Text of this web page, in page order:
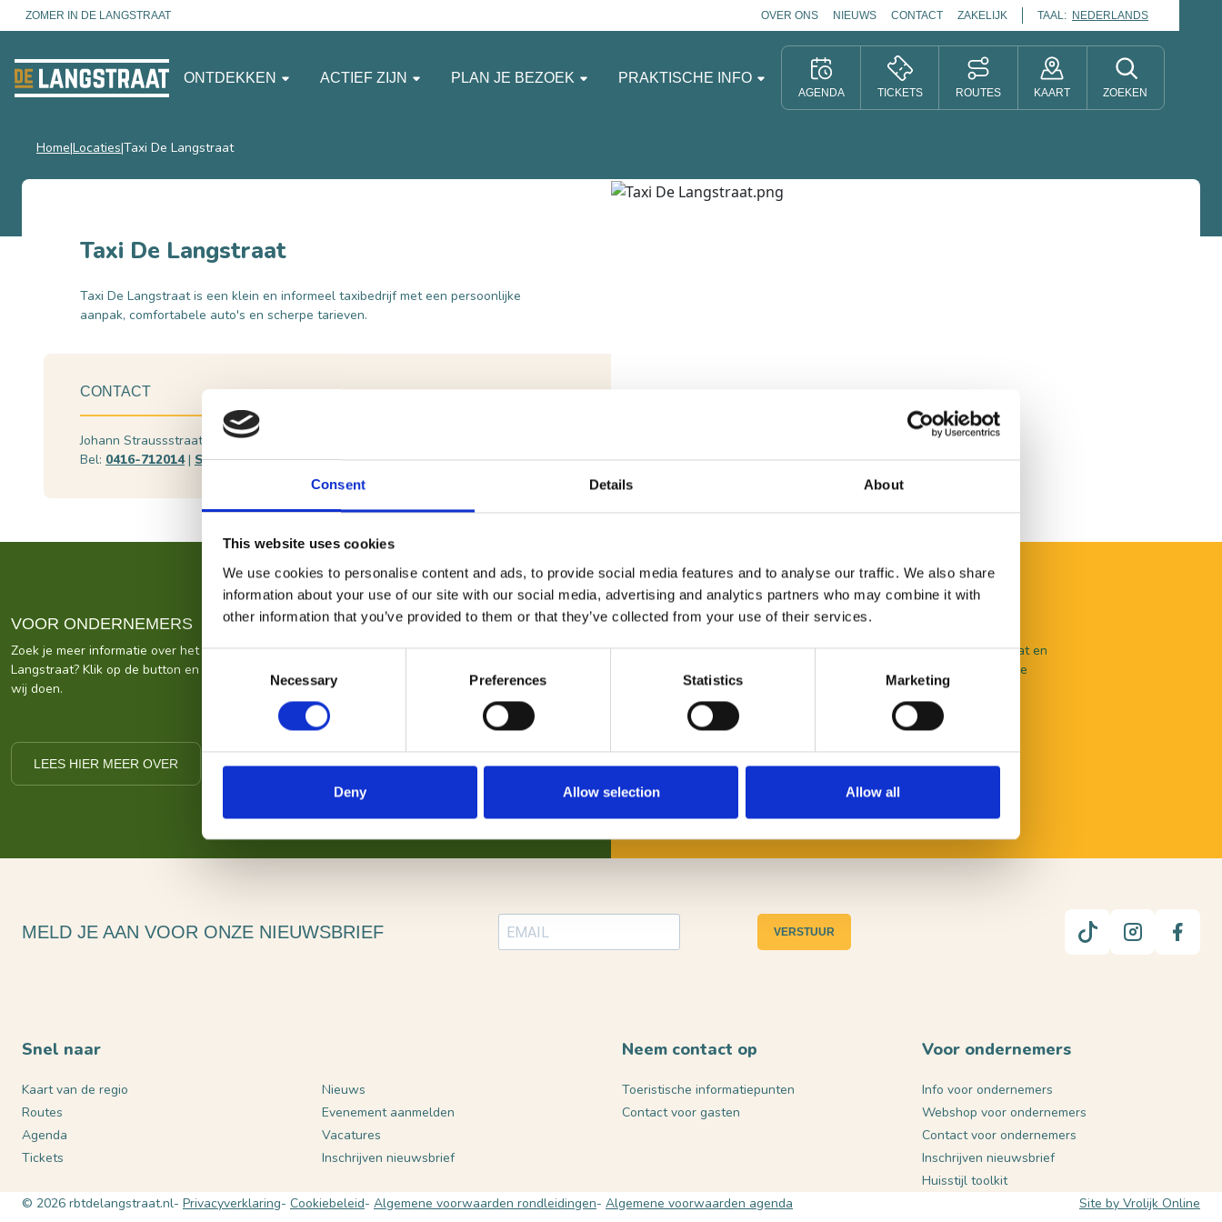
Consent Details About
This website uses cookies
We use cookies to personalise content and ads, to provide social media features and to analyse our traffic. We also share
information about your use of our site with our social media, advertising and analytics partners who may combine it with
other information that you’ve provided to them or that they’ve collected from your use of their services.
Necessary Preferences Statistics Marketing
Deny Allow selection Allow all
ZOMER IN DE LANGSTRAAT OVER ONS NIEUWS CONTACT ZAKELIJK TAAL: NEDERLANDS
ONTDEKKEN ACTIEF ZIJN PLAN JE BEZOEK PRAKTISCHE INFO
AGENDA TICKETS ROUTES KAART ZOEKEN
Home Locaties Taxi De Langstraat
Taxi De Langstraat
Taxi De Langstraat is een klein en informeel taxibedrijf met een persoonlijke
aanpak, comfortabele auto's en scherpe tarieven.
CONTACT
Johann Straussstraat 11, 5144 TA Waalwijk
Bel: 0416-712014| Stuur een e-mail
Bekijk website
VOOR ONDERNEMERS
Zoek je meer informatie over het bedrijf achter Bezoek De
Langstraat? Klik op de button en kom alles te weten over ons wat
wij doen.
LEES HIER MEER OVER
VOOR BEZOEKERS
Benieuwd naar wat er allemaal te beleven valt in De Langstraat en
wil je daarover graag persoonlijk advies? Je kunt terecht bij onze
Toeristische Informatiepunten.
TIP'S
MELD JE AAN VOOR ONZE NIEUWSBRIEF VERSTUUR
Snel naar
Kaart van de regio
Routes
Agenda
Tickets
Nieuws
Evenement aanmelden
Vacatures
Inschrijven nieuwsbrief
Neem contact op
Toeristische informatiepunten
Contact voor gasten
Voor ondernemers
Info voor ondernemers
Webshop voor ondernemers
Contact voor ondernemers
Inschrijven nieuwsbrief
Huisstijl toolkit
© 2026 rbtdelangstraat.nl Privacyverklaring Cookiebeleid Algemene voorwaarden rondleidingen Algemene voorwaarden agenda Site by Vrolijk Online